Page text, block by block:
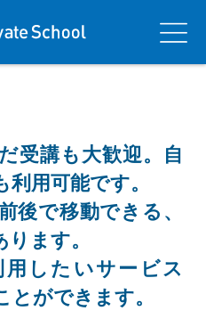
）PS
メニ
ュー
受講も大歓迎。自
用可能です。
後で移動できる、
ます。
したいサービス
とができます。